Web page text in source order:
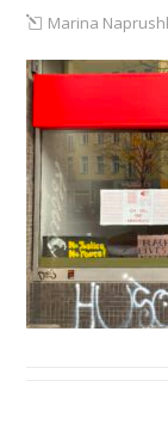
Marina